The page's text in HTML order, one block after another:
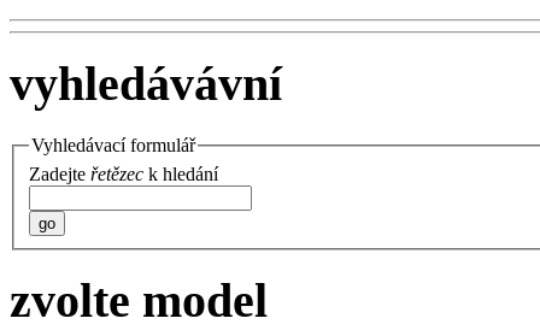
vyhledávávní
Vyhledávací formulář
Zadejte řetězec k hledání
go
zvolte model